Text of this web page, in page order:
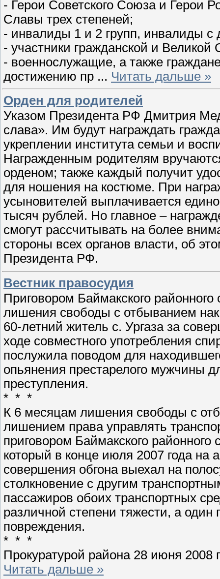
- Герои Советского Союза и Герои
Славы трех степеней;
- инвалиды 1 и 2 групп, инвалиды с
- участники гражданской и Великой
- военнослужащие, а также
достижению пр ... Читать дальше »
Орден для родителей
Указом Президента РФ Дмитрия
слава». Им будут награждать
укреплении института семьи и
Награжденным родителям
орденом; также каждый получит
для ношения на костюме. При
усыновителей выплачивается
тысяч рублей. Но главное –
смогут рассчитывать на более
стороны всех органов власти, об
Президента РФ.
Вестник правосудия
Приговором Баймакского
лишения свободы с отбыванием
60-летний житель с. Ургаза за
ходе совместного употребления
послужила поводом для
опьянения престарелого мужчины
преступления.
* * *
К 6 месяцам лишения свободы с
лишением права управлять
приговором Баймакского
который в конце июля 2007 года на
совершения обгона выехал на
столкновение с другим
пассажиров обоих транспортных
различной степени тяжести, а
повреждения.
* * *
Прокуратурой района 28 июня
Читать дальше »